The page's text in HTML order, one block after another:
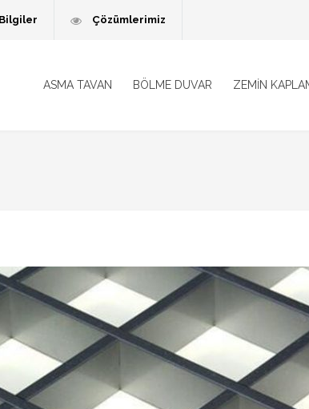
Bilgiler Çözümlerimiz
ASMA TAVAN BÖLME DUVAR ZEMİN